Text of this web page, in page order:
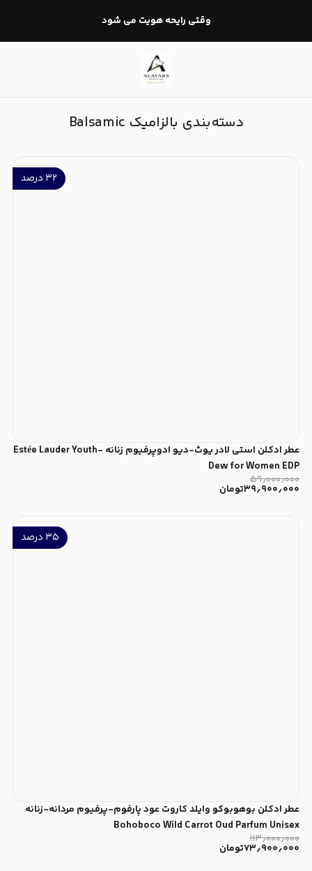
وقتی رایحه هویت می شود
دسته‌بندی بالزامیک Balsamic
۳۲ درصد
عطر ادکلن استی لادر یوث-دیو ادوپرفیوم زنانه Estée Lauder Youth-
Dew for Women EDP
۵۹٫۰۰۰٫۰۰۰
۳۹٫۹۰۰٫۰۰۰تومان
۳۵ درصد
عطر ادکلن بوهوبوکو وایلد کاروت عود پارفوم-پرفیوم مردانه-زنانه
Bohoboco Wild Carrot Oud Parfum Unisex
۱۱۳٫۰۰۰٫۰۰۰
۷۳٫۹۰۰٫۰۰۰تومان